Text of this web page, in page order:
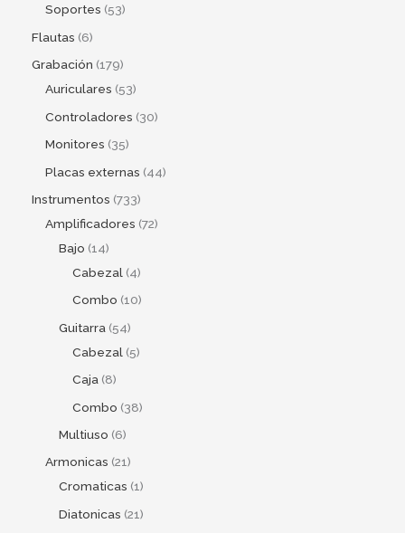
Soportes 53
Flautas 6
Grabación 179
Auriculares 53
Controladores 30
Monitores 35
Placas externas 44
Instrumentos 733
Amplificadores 72
Bajo 14
Cabezal 4
Combo 10
Guitarra 54
Cabezal 5
Caja 8
Combo 38
Multiuso 6
Armonicas 21
Cromaticas 1
Diatonicas 21